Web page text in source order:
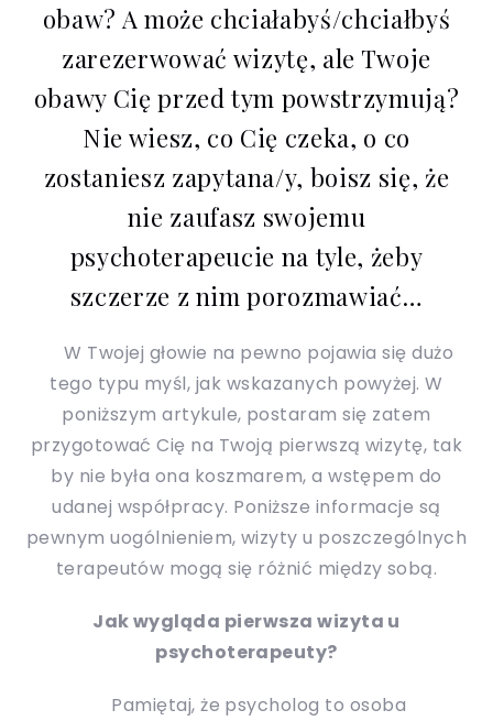
obaw? A może chciałabyś/chciałbyś
zarezerwować wizytę, ale Twoje
obawy Cię przed tym powstrzymują?
Nie wiesz, co Cię czeka, o co
zostaniesz zapytana/y, boisz się, że
nie zaufasz swojemu
psychoterapeucie na tyle, żeby
szczerze z nim porozmawiać…
W Twojej głowie na pewno pojawia się dużo
tego typu myśl, jak wskazanych powyżej. W
poniższym artykule, postaram się zatem
przygotować Cię na Twoją pierwszą wizytę, tak
by nie była ona koszmarem, a wstępem do
udanej współpracy. Poniższe informacje są
pewnym uogólnieniem, wizyty u poszczególnych
terapeutów mogą się różnić między sobą.
Jak wygląda pierwsza wizyta u
psychoterapeuty?
Pamiętaj, że psycholog to osoba